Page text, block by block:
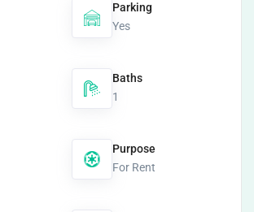
Parking
Yes
Baths
1
Purpose
For Rent